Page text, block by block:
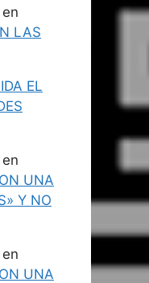
en
LAS
EL
en
UNA
Y NO
en
UNA